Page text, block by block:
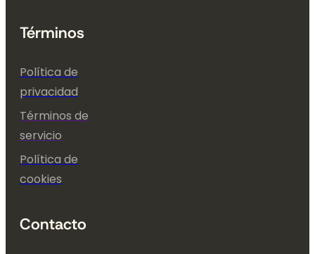
Términos
Política de
privacidad
Términos de
servicio
Política de
cookies
Contacto